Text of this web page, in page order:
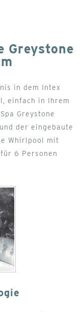
nach
Greystone
in dem Intex
einfach in Ihrem
Greystone
der eingebaute
Whirlpool mit
6 Personen